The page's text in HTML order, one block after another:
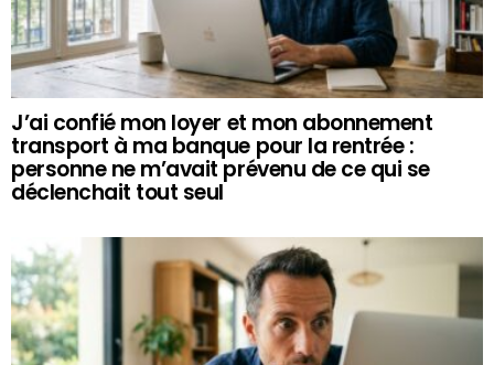
J’ai confié mon loyer et mon abonnement
transport à ma banque pour la rentrée :
personne ne m’avait prévenu de ce qui se
déclenchait tout seul